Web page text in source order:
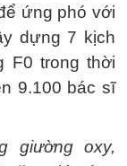
ứng phó với
dựng 7 kịch
F0 trong thời
9.100 bác sĩ
giường oxy,